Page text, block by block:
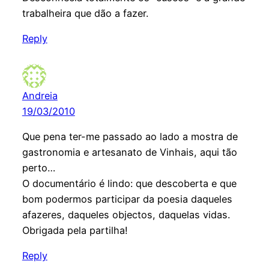
trabalheira que dão a fazer.
Reply
Andreia
19/03/2010
Que pena ter-me passado ao lado a mostra de
gastronomia e artesanato de Vinhais, aqui tão
perto…
O documentário é lindo: que descoberta e que
bom podermos participar da poesia daqueles
afazeres, daqueles objectos, daquelas vidas.
Obrigada pela partilha!
Reply